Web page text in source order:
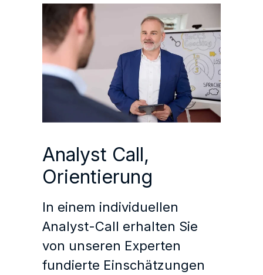
Analyst Call,
Orientierung
In einem individuellen
Analyst-Call erhalten Sie
von unseren Experten
fundierte Einschätzungen